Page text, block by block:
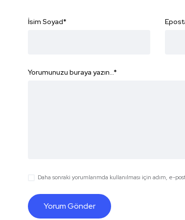
İsim Soyad*
Yorumunuzu buraya yazın...*
Daha sonraki yorumlarımda kullanılması için adım, e-